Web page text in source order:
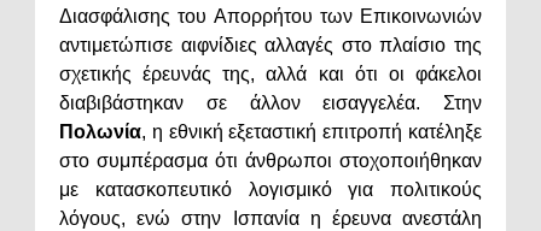
Διασφάλισης του Απορρήτου των Επικοινωνιών
αντιμετώπισε αιφνίδιες αλλαγές στο πλαίσιο της
σχετικής έρευνάς της, αλλά και ότι οι φάκελοι
διαβιβάστηκαν σε άλλον εισαγγελέα. Στην
Πολωνία, η εθνική εξεταστική επιτροπή κατέληξε
στο συμπέρασμα ότι άνθρωποι στοχοποιήθηκαν
με κατασκοπευτικό λογισμικό για πολιτικούς
λόγους, ενώ στην Ισπανία η έρευνα ανεστάλη